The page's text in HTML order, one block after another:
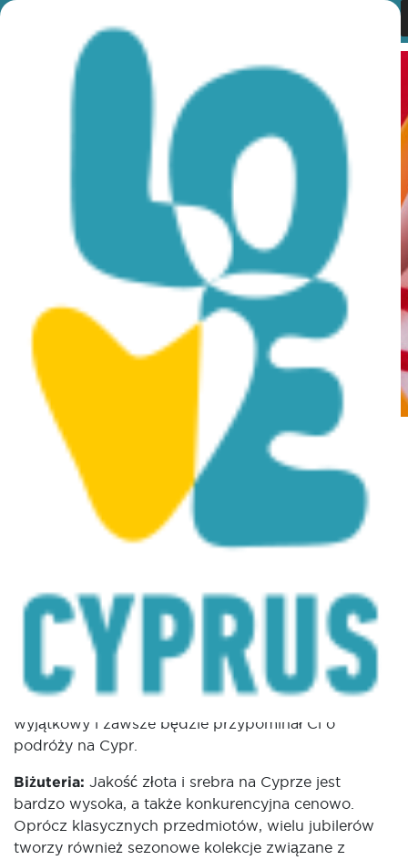
Category:
Fashion, Jewellery &
Beauty
Posted onNovember 13, 2015
|
Leave a Comment
Poczuj się i wyglądaj świetnie po wakacjach na
według Twoich wymiarów lub projektu, odkrywając
sekrety piękna starożytnych greckich bogini! Dzięki
rozsądnym cenom dostosowanym do potrzeb
klientów i wielu placówkom oferującym szybki czas
realizacji dla odwiedzających, możesz łatwo stać się
dumnym posiadaczem produktu, który będzie
wyjątkowy i zawsze będzie przypominał Ci o
podróży na Cypr.
Biżuteria: Jakość złota i srebra na Cyprze jest
bardzo wysoka, a także konkurencyjna cenowo.
Oprócz klasycznych przedmiotów, wielu jubilerów
tworzy również sezonowe kolekcje związane z